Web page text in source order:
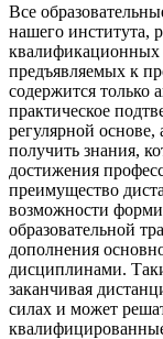
Все
нашего института,
квалификационных
предъявляемых к
содержится только
практическое
регулярной
получить знания,
достижения
преимущество
возможности
образовательной
дополнения
дисциплинами.
заканчивая
силах и может